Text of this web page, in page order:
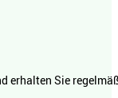
erhalten Sie